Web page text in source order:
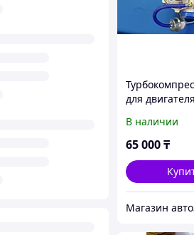
для
В наличии
65 000₸